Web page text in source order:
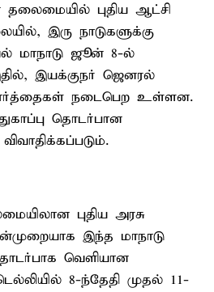
தலைமையில் புதிய ஆட்சி
இரு நாடுகளுக்கு
மாநாடு ஜூன் 8-ல்
இயக்குநர் ஜெனரல்
நடைபெற உள்ளன.
தொடர்பான
புதிய அரசு
இந்த மாநாடு
வெளியான
8-ந்தேதி முதல் 11-